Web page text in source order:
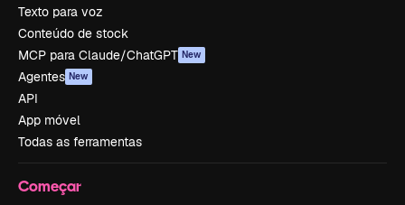
Texto para voz
Conteúdo de stock
MCP para Claude/ChatGPT New
Agentes New
API
App móvel
Todas as ferramentas
Começar